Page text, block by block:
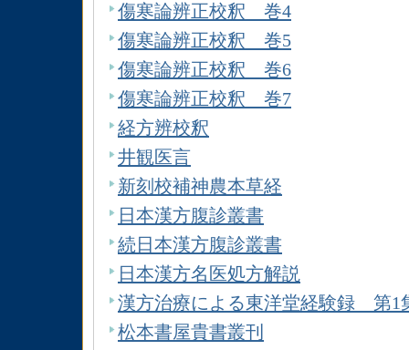
傷寒論辨正校釈 巻4
傷寒論辨正校釈 巻5
傷寒論辨正校釈 巻6
傷寒論辨正校釈 巻7
経方辨校釈
井観医言
新刻校補神農本草経
日本漢方腹診叢書
続日本漢方腹診叢書
日本漢方名医処方解説
漢方治療による東洋堂経験録 第1
松本書屋貴書叢刊